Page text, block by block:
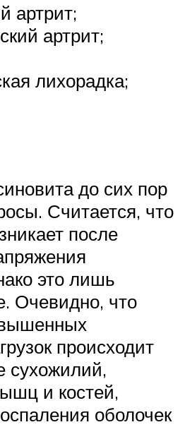
артрит;
артрит;
лихорадка;
до сих пор
Считается, что
после
это лишь
Очевидно, что
происходит
сухожилий,
и костей,
оболочек